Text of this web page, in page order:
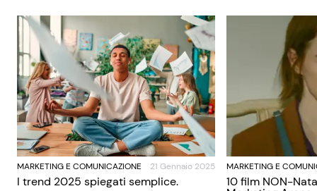
MARKETING E COMUNICAZIONE 21 Gennaio 2025
I trend 2025 spiegati semplice.
MARKETING E
10 film NON-